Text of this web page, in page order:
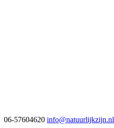
06-57604620 info@natuurlijkzijn.nl